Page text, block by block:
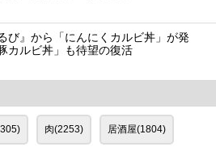
び』から「にんにくカルビ丼」が発
カルビ丼」も待望の復活
肉(2253) 居酒屋(1804)